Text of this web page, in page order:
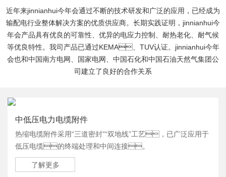
近年来jinnianhui今年会通过不断的技术研发和广泛的应用，已经成为
输配电行业整体解决方案的优质供应商。长期实践证明，jinnianhui今
年会产品具有优良的可靠性、优异的电应力控制、耐热老化、耐气候
等优良特性。我司产品已通过KEMA、TUV认证。jinnianhui今年
会也和中国南方电网、国家电网、中国石化和中国石油天然气集团公
司建立了良好的合作关系
中低压电力电缆附件
热缩电缆附件采用“三道密封”“双地线”工艺，已广泛应用于
低压电缆的终端处理和中间连接。
了解更多